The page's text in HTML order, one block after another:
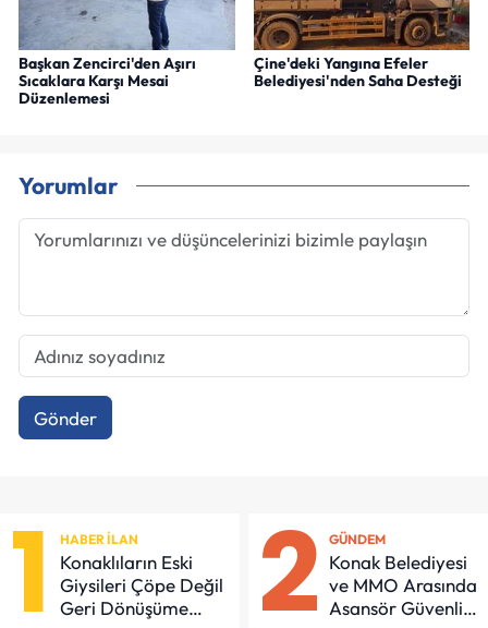
Başkan Zencirci'den Aşırı
Sıcaklara Karşı Mesai
Düzenlemesi
Çine'deki Yangına Efeler
Belediyesi'nden Saha Desteği
Yorumlar
Gönder
1 HABER İLAN
Konaklıların Eski
Giysileri Çöpe Değil
Geri Dönüşüme
2 GÜNDEM
Konak Belediyesi
ve MMO Arasında
Asansör Güvenliği